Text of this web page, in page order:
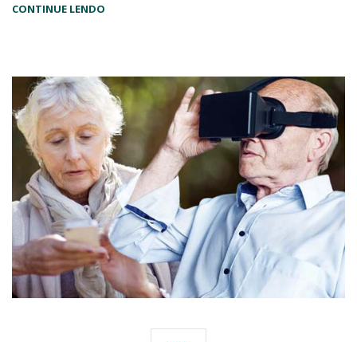
CONTINUE LENDO